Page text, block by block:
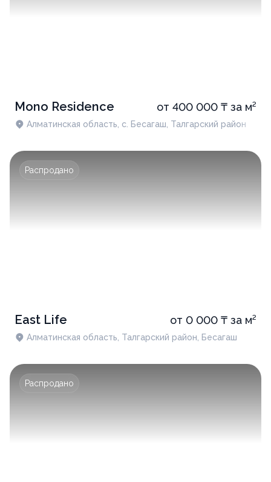
Mono Residence от 400 000 ₸ за м²
Алматинская область, с. Бесагаш, Талгарский район
Распродано
East Life от 0 000 ₸ за м²
Алматинская область, Талгарский район, Бесагаш
Распродано